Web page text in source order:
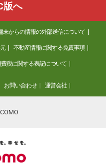
版へ
末からの情報の外部送信について
不動産情報に関する免責事項
税に関する表記について
お問い合わせ 運営会社